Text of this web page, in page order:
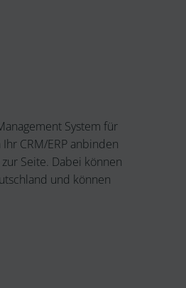
System für
CRM/ERP anbinden
Seite. Dabei können
und können